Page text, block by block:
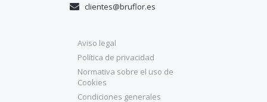
Aviso legal
Política de privacidad
Normativa sobre el uso de
Cookies
Condiciones generales
clientes@bruflor.es